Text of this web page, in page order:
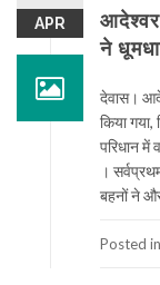
APR
ने
देवास।
किया
परिधान में
।
बहनों ने
Posted